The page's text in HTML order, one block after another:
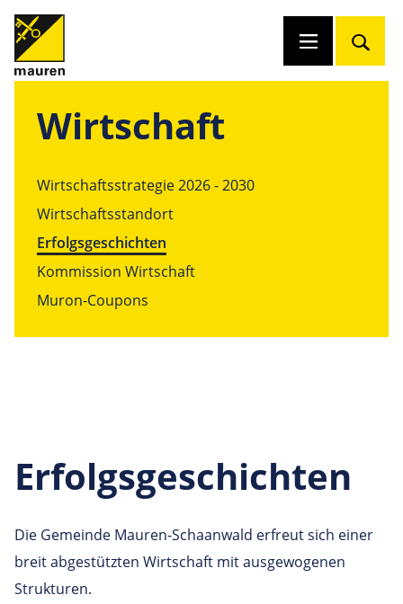
Wirtschaft
Wirtschaftsstrategie 2026 - 2030
Wirtschaftsstandort
Erfolgsgeschichten
Kommission Wirtschaft
Muron-Coupons
Erfolgsgeschichten
Die Gemeinde Mauren-Schaanwald erfreut sich einer
breit abgestützten Wirtschaft mit ausgewogenen
Strukturen.